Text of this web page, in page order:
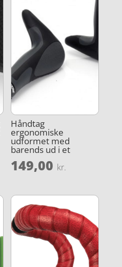
Håndtag
ergonomiske
udformet med
barends ud i et
149,00 kr.